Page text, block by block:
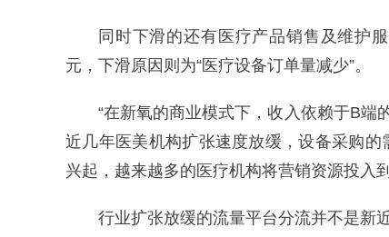
同时下滑的还有医疗产品销售及维护
元，下滑原因则为“医疗设备订单量减少”。
“在新氧的商业模式下，收入依赖于B端
近几年医美机构扩张速度放缓，设备采购
兴起，越来越多的医疗机构将营销资源投入
行业扩张放缓的流量平台分流并不是新